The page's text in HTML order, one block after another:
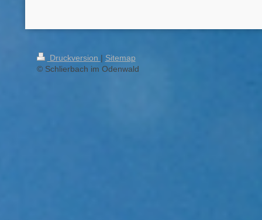
Druckversion | Sitemap
© Schlierbach im Odenwald